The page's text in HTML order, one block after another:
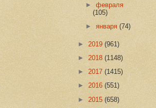
►февраля
(105)
►января(74)
► 2019 (961)
► 2018 (1148)
► 2017 (1415)
► 2016 (551)
► 2015 (658)